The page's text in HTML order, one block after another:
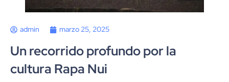
admin marzo 25, 2025
Un recorrido profundo por la
cultura Rapa Nui